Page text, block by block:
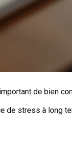
de bien
de stress à long